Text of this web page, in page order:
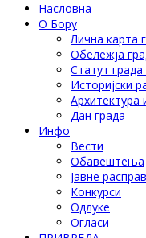
Насловна
О Бору
Лична карта
Обележја
Статут
Историјски
Архитектура
Дан града
Инфо
Вести
Обавештења
Јавне
Конкурси
Одлуке
Огласи